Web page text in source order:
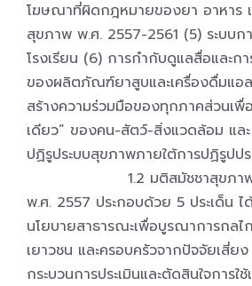
โฆษณาที่ผิดกฎหมายของยา อาหาร
สุขภาพ พ.ศ. 2557-2561 (5) ระบบก
โรงเรียน (6) การกำกับดูแลสื่อและก
ของผลิตภัณฑ์ยาสูบและเครื่องดื่มแอ
สร้างความร่วมมือของทุกภาคส่วนเ
เดียว” ของคน-สัตว์-สิ่งแวดล้อม แล
ปฏิรูประบบสุขภาพภายใต้การปฏิรูปปร
1.2 มติสมัชชาสุขภาพแห่
พ.ศ. 2557 ประกอบด้วย 5 ประเด็น
นโยบายสาธารณะเพื่อบูรณาการกลไ
เยาวชน และครอบครัวจากปัจจัยเสี่
กระบวนการประเมินและตัดสินใจการใ